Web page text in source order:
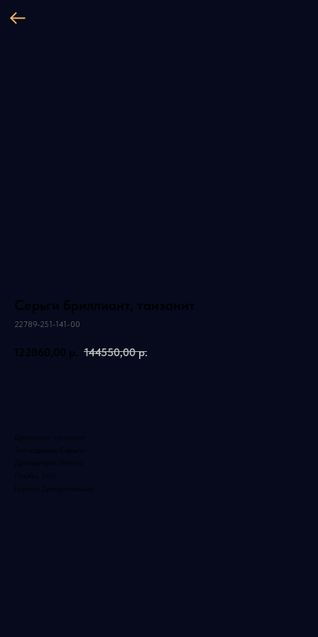
Серьги бриллиант, танзанит
22789-251-141-00
122860,00 р. 144550,00 р.
Бриллиант, танзанит
Тип изделия: Серьги
Драгметалл: Золото
Группа: Декоративные